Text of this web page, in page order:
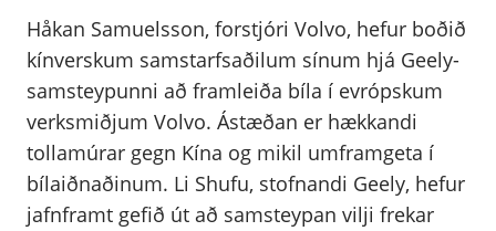
Håkan Samuelsson, forstjóri Volvo, hefur boðið
kínverskum samstarfsaðilum sínum hjá Geely-
samsteypunni að framleiða bíla í evrópskum
verksmiðjum Volvo. Ástæðan er hækkandi
tollamúrar gegn Kína og mikil umframgeta í
bílaiðnaðinum. Li Shufu, stofnandi Geely, hefur
jafnframt gefið út að samsteypan vilji frekar